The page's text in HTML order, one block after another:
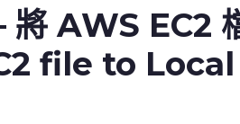
AWS EC2
file to